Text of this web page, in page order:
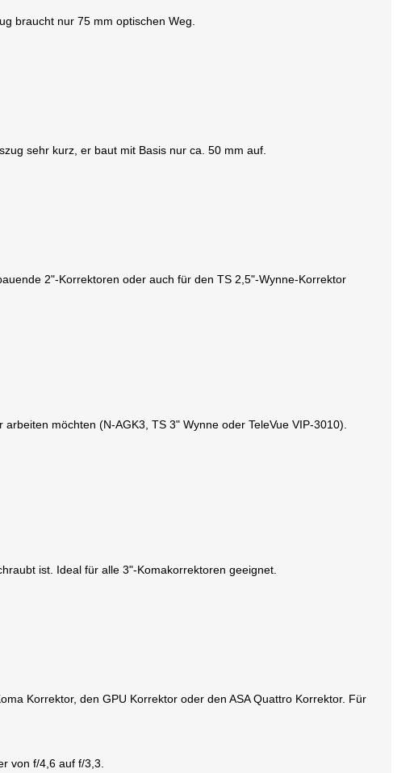
braucht nur 75 mm optischen Weg.
sehr kurz, er baut mit Basis nur ca. 50 mm auf.
2"-Korrektoren oder auch für den TS 2,5"-Wynne-Korrektor
möchten (N-AGK3, TS 3" Wynne oder TeleVue VIP-3010).
ist. Ideal für alle 3"-Komakorrektoren geeignet.
Korrektor, den GPU Korrektor oder den ASA Quattro Korrektor. Für
von f/4,6 auf f/3,3.